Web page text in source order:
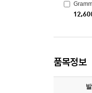
품목정보